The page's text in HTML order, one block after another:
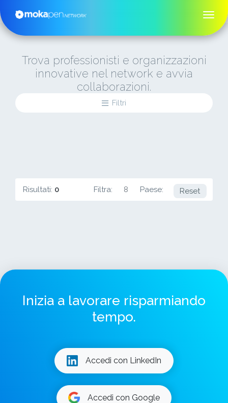
Trova professionisti e organizzazioni
innovative nel network e avvia
collaborazioni.
Filtri
Risultati: 0 Filtra: 8 Paese: EE
Reset
Inizia a lavorare risparmiando
tempo.
Accedi con LinkedIn
Accedi con Google